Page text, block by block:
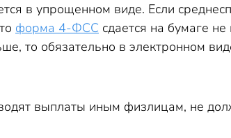
в упрощенном виде. Если
форма 4-ФСС сдается на бумаге
то обязательно в электронном
выплаты иным физлицам, не